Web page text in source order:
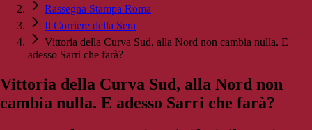
Rassegna Stampa Roma
Il Corriere della Sera
Vittoria della Curva Sud, alla Nord non cambia nulla. E
adesso Sarri che farà?
Vittoria della Curva Sud, alla Nord non
cambia nulla. E adesso Sarri che farà?